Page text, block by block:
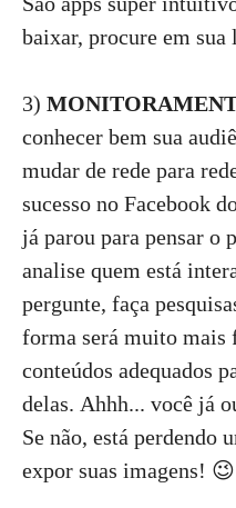
baixar, procure em
3)
conhecer bem sua
mudar de rede para
sucesso no Facebook
já parou para pensar o
analise quem está
pergunte, faça
forma será muito mais
conteúdos adequados
delas. Ahhh... você já
Se não, está perdendo
expor suas imagens! 😉